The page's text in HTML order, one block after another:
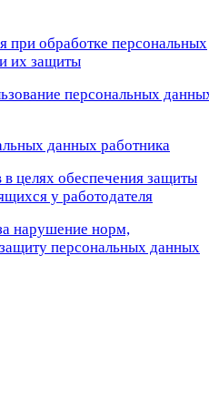
при обработке персональных
их защиты
персональных
данных работника
целях обеспечения защиты
у работодателя
нарушение норм,
персональных данных